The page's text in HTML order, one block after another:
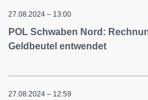
27.08.2024 – 13:00
POL Schwaben Nord:
Geldbeutel entwendet
27.08.2024 – 12:59